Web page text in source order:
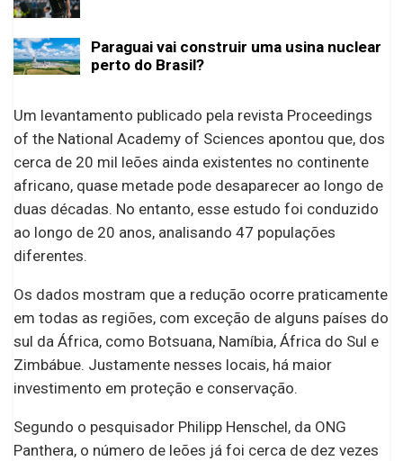
Paraguai vai construir uma usina nuclear
perto do Brasil?
Um levantamento publicado pela revista Proceedings
of the National Academy of Sciences apontou que, dos
cerca de 20 mil leões ainda existentes no continente
africano, quase metade pode desaparecer ao longo de
duas décadas. No entanto, esse estudo foi conduzido
ao longo de 20 anos, analisando 47 populações
diferentes.
Os dados mostram que a redução ocorre praticamente
em todas as regiões, com exceção de alguns países do
sul da África, como Botsuana, Namíbia, África do Sul e
Zimbábue. Justamente nesses locais, há maior
investimento em proteção e conservação.
Segundo o pesquisador Philipp Henschel, da ONG
Panthera, o número de leões já foi cerca de dez vezes